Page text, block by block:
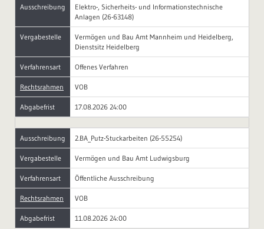
Ausschreibung
Elektro-, Sicherheits- und Informationstechnische
Anlagen (26-63148)
Vergabestelle
Vermögen und Bau Amt Mannheim und Heidelberg,
Dienstsitz Heidelberg
Verfahrensart Offenes Verfahren
Rechtsrahmen VOB
Abgabefrist 17.08.2026 24:00
Ausschreibung 2.BA_Putz-Stuckarbeiten (26-55254)
Vergabestelle Vermögen und Bau Amt Ludwigsburg
Verfahrensart Öffentliche Ausschreibung
Rechtsrahmen VOB
Abgabefrist 11.08.2026 24:00